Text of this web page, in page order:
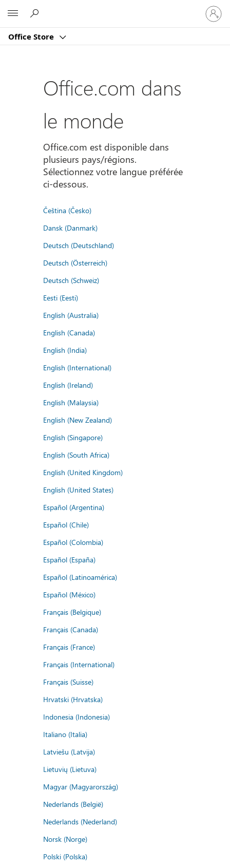
Office Store
vous
à
compte
Office.com dans
le monde
Office.com est disponible dans
plusieurs pays/régions.
Sélectionnez votre langue préférée
ci-dessous.
Čeština (Česko)
Dansk (Danmark)
Deutsch (Deutschland)
Deutsch (Österreich)
Deutsch (Schweiz)
Eesti (Eesti)
English (Australia)
English (Canada)
English (India)
English (International)
English (Ireland)
English (Malaysia)
English (New Zealand)
English (Singapore)
English (South Africa)
English (United Kingdom)
English (United States)
Español (Argentina)
Español (Chile)
Español (Colombia)
Español (España)
Español (Latinoamérica)
Español (México)
Français (Belgique)
Français (Canada)
Français (France)
Français (International)
Français (Suisse)
Hrvatski (Hrvatska)
Indonesia (Indonesia)
Italiano (Italia)
Latviešu (Latvija)
Lietuvių (Lietuva)
Magyar (Magyarország)
Nederlands (België)
Nederlands (Nederland)
Norsk (Norge)
Polski (Polska)